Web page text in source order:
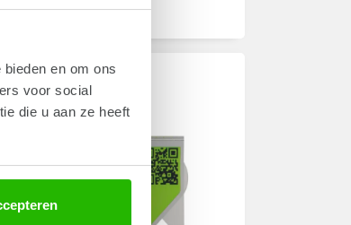
en om ons
voor social
die u aan ze heeft
From€ 0,164